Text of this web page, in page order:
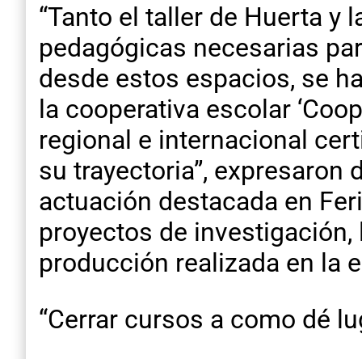
“Tanto el taller de Huerta
pedagógicas necesarias
desde estos espacios, se
la cooperativa escolar
regional e internacional
su trayectoria”,
actuación destacada en
proyectos de
producción realizada en la
“Cerrar cursos a como dé